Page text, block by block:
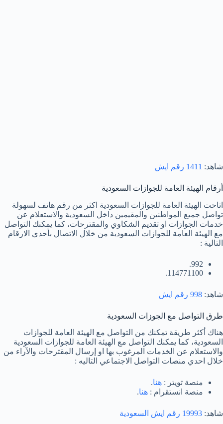
شاهد: 1411 رقم ايش
أرقام الهيئة العامة للجوازات السعودية
اتاحت الهيئة العامة للجوازات السعودية اكثر من رقم هاتف لسهولة
تواصل جميع المواطنين والمقيمين داخل السعودية والاستعلام عن
خدمات الجوازات او تقديم الشكاوي والمقترحات، كما يمكنك التواصل
مع الهيئة العامة للجوازات السعودية من خلال الاتصال بأحدي الارقام
التالية :
992.
114771100.
شاهد: 998 رقم ايش
طرق التواصل مع الجوزات السعودية
هناك أكثر طريقة تمكنك من التواصل مع الهيئة العامة للجوازات
السعودية، كما يمكنك التواصل مع الهيئة العامة للجوازات السعودية
والاستعلام عن الخدمات المرغوب بها او إرسال المقترحات والآراء من
خلال احدي منصات التواصل الاجتماعي التاليه :
منصة تويتر : هنا.
منصة انستقرام : هنا.
شاهد: 19993 رقم ايش السعودية